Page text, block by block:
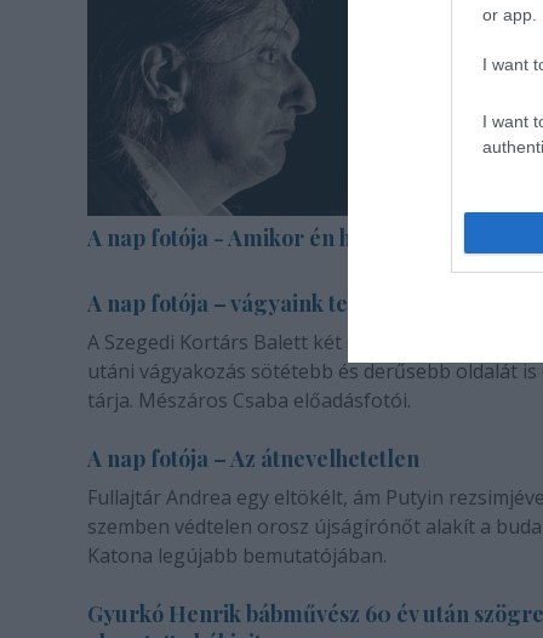
or app.
I want
I want
A nap fotója - Amikor én halott voltam
A nap fotója – vágyaink természetéről
A Szegedi Kortárs Balett két darabja a másik ember
utáni vágyakozás sötétebb és derűsebb oldalát is
tárja. Mészáros Csaba előadásfotói.
A nap fotója – Az átnevelhetetlen
Fullajtár Andrea egy eltökélt, ám Putyin
szemben védtelen orosz újságírónőt alakít a
Katona legújabb bemutatójában.
Gyurkó Henrik bábművész 60 év után szögre